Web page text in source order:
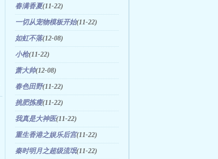
春满香夏(11-22)
一切从宠物模板开始(11-22)
如虹不落(12-08)
小枪(11-22)
萧大帅(12-08)
春色田野(11-22)
挑肥拣瘦(11-22)
我真是大神医(11-22)
重生香港之娱乐后宫(11-22)
秦时明月之超级流氓(11-22)